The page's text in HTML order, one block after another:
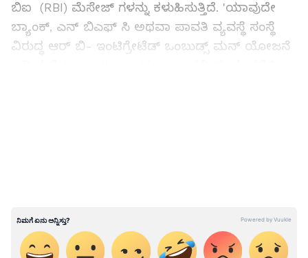
ಬಿಐ (RBI) ಮೆಸೇಜ್ ಗಳನ್ನು ಕಳುಹಿಸುತ್ತಿದೆ. 'ಯಾವುದೇ
ಬ್ಯಾಂಕ್, ಎನ್ ಬಿಎಫ್ ಸಿ ಅಥವಾ ಪಾವತಿ ವ್ಯವಸ್ಥೆ ಸಂಸ್ಥೆ
ವಿರುದ್ಧ ಆರ್ ಬಿ- ಇಂಟಿಗ್ರೇಟೆಡ್ ಒಂಬುಡ್ಸ್ ಮನ್ ಯೋಜನೆ